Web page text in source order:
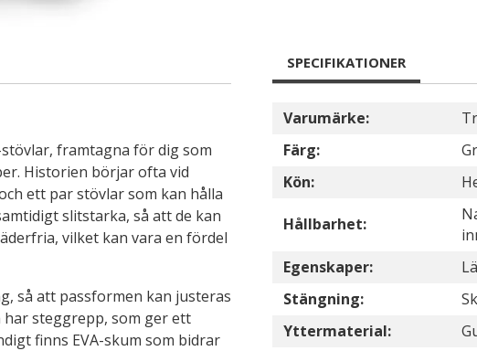
framtagna för dig som
Historien börjar ofta vid
ett par stövlar som kan hålla
slitstarka, så att de kan
vilket kan vara en fördel
så att passformen kan justeras
steggrepp, som ger ett
finns EVA-skum som bidrar
SPECIFIKATIONER
Varumärke:
Färg:
Kön:
Hållbarhet:
Egenskaper:
Stängning:
Yttermaterial: